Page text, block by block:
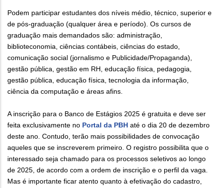
Podem participar estudantes dos níveis médio, técnico, superior e
de pós-graduação (qualquer área e período). Os cursos de
graduação mais demandados são: administração,
biblioteconomia, ciências contábeis, ciências do estado,
comunicação social (jornalismo e Publicidade/Propaganda),
gestão pública, gestão em RH, educação física, pedagogia,
gestão pública, educação física, tecnologia da informação,
ciência da computação e áreas afins.
A inscrição para o Banco de Estágios 2025 é gratuita e deve ser
feita exclusivamente no Portal da PBH até o dia 20 de dezembro
deste ano. Contudo, terão mais possibilidades de convocação
aqueles que se inscreverem primeiro. O registro possibilita que o
interessado seja chamado para os processos seletivos ao longo
de 2025, de acordo com a ordem de inscrição e o perfil da vaga.
Mas é importante ficar atento quanto à efetivação do cadastro,